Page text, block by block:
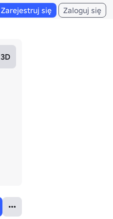
Zarejestruj się Zaloguj się
3D